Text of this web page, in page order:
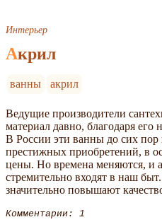
Интерьер
Акрил
ванны акрил
Ведущие производители
материал давно, благодаря его
В России эти ванны до сих пор
престижных приобретений, в
цены. Но времена меняются, и
стремительно входят в наш
значительно повышают
Комментарии: 1